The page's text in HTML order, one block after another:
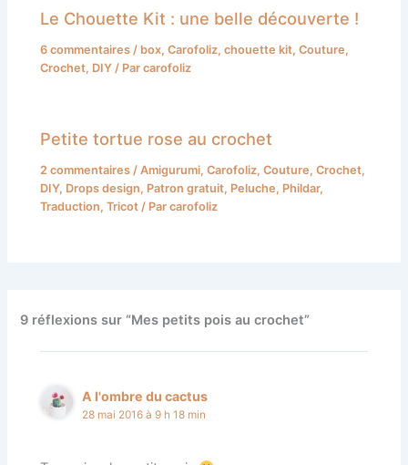
Le Chouette Kit : une belle découverte !
6 commentaires / box,Carofoliz,chouette kit,Couture,
Crochet, DIY / Parcarofoliz
Petite tortue rose au crochet
2 commentaires /Amigurumi,Carofoliz,Couture,Crochet,
DIY, Drops design, Patron gratuit, Peluche, Phildar,
Traduction,Tricot / Parcarofoliz
9 réflexions sur “Mes petits pois au crochet”
A l'ombre du cactus
28 mai 2016 à 9 h 18 min